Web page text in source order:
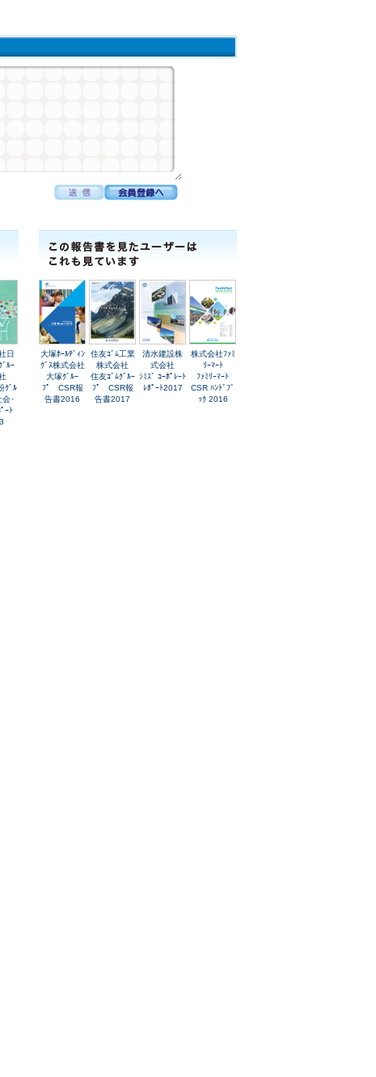
日
ﾞﾙｰ
ｸﾞﾙ
･
ｰﾄ
大塚ﾎｰﾙﾃﾞｨﾝ
ｸﾞｽ株式会社
大塚ｸﾞﾙｰ
ﾌﾟ CSR報
告書2016
住友ｺﾞﾑ工業
株式会社
住友ｺﾞﾑｸﾞﾙｰ
ﾌﾟ CSR報
告書2017
清水建設株
式会社
ｼﾐｽﾞ ｺｰﾎﾟﾚｰﾄ
ﾚﾎﾟｰﾄ2017
株式会社ﾌｧﾐ
ﾘｰﾏｰﾄ
ﾌｧﾐﾘｰﾏｰﾄ
CSR ﾊﾝﾄﾞﾌﾞ
ｯｸ 2016